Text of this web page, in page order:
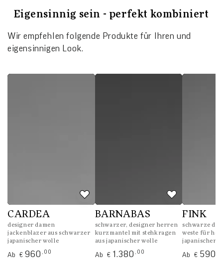
Eigensinnig sein - perfekt kombiniert
Wir empfehlen folgende Produkte für Ihren und
eigensinnigen Look.
CARDEA
designer damen
jackenblazer aus schwarzer
japanischer wolle
Regulärer
Ab € 960 ,00
BARNABAS
schwarzer, designer herren
kurzmantel mit stehkragen
aus japanischer wolle
Regulärer
Ab € 1.380 ,00
FINK
schwarze
weste für
japanischer
Regulärer
Ab € 590